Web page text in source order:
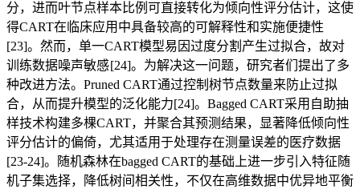
分，进而叶节点样本比例可直接转化为倾向性评分估计，这使
得CART在临床应用中具备较高的可解释性和实施便捷性
[23]。然而，单一CART模型易因过度分割产生过拟合，故对
训练数据噪声敏感 [24]。为解决这一问题，研究者们提出了多
种改进方法。Pruned CART通过控制树节点数量来防止过拟
合，从而提升模型的泛化能力[24]。Bagged CART采用自助抽
样技术构建多棵CART，并聚合其预测结果，显著降低倾向性
评分估计的偏倚，尤其适用于处理存在测量误差的医疗数据
[23-24]。随机森林在bagged CART的基础上进一步引入特征随
机子集选择，降低树间相关性，不仅在高维数据中优异地平衡